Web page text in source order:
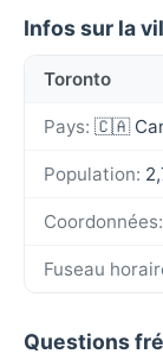
Infos sur la
Toronto
Pays: 🇨🇦
Population:
Coordonnées:
Fuseau
Questions